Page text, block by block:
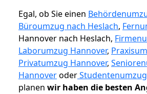
Egal, ob Sie einen
Büroumzug nach Heslach,
Hannover nach Heslach,
Laborumzug Hannover,
Privatumzug Hannover,
HannoveroderStudentenumzug
planen wir haben die besten